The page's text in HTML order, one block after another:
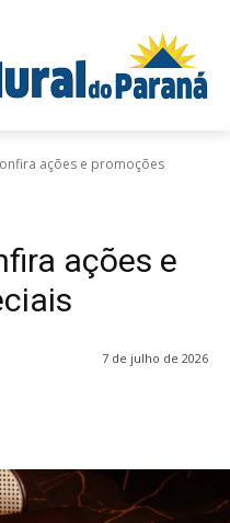
ações e promoções
ações e
7 de julho de 2026